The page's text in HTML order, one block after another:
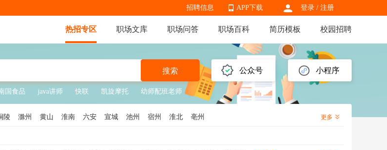
登录 / 注册
APP下载
APP下载
招聘信息
热招专区 职场文库 职场问答 职场百科 简历模板 校园招聘
公众号 小程序
搜索
国食品 java讲师 快联 凯旋摩托 幼师配班老师
陵 滁州 黄山 淮南 六安 宣城 池州 宿州 淮北 亳州 更多